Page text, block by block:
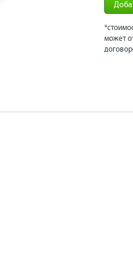
может